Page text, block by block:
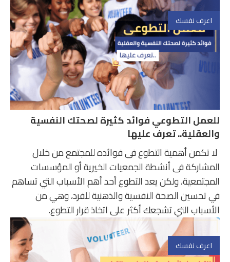
اعرف نفسك
للعمل التطوعي فوائد كثيرة لصحتك النفسية
والعقلية.. تعرف عليها
لا تكمن أهمية التطوع فى فوائده للمجتمع من خلال
المشاركة فى أنشطة الجمعيات الخيرية أو المؤسسات
المجتمعية، ولكن يعد التطوع أحد أهم الأسباب التي تساهم
في تحسين الصحة النفسية والذهنية للفرد، وهي من
الأسباب التي تشجعك أكثر على اتخاذ قرار التطوع.
اعرف نفسك